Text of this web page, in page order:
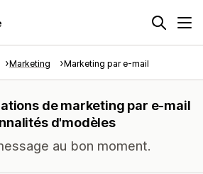
Marketing Marketing par e-mail
de marketing par e-mail
d'modèles
au bon moment.